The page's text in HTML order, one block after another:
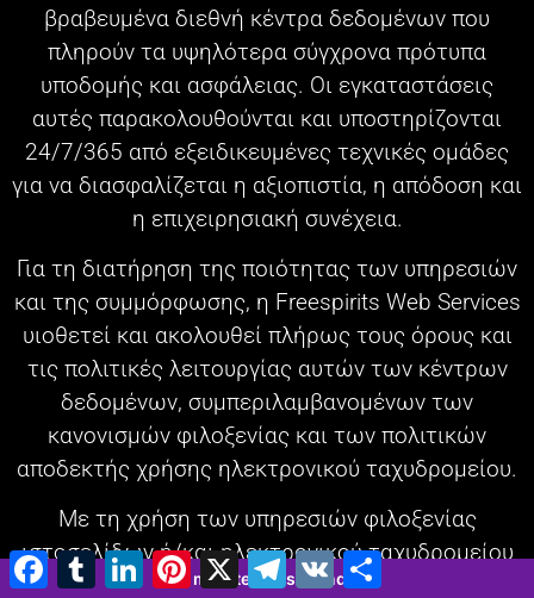
βραβευμένα διεθνή κέντρα δεδομένων που
πληρούν τα υψηλότερα σύγχρονα πρότυπα
υποδομής και ασφάλειας. Οι εγκαταστάσεις
αυτές παρακολουθούνται και υποστηρίζονται
24/7/365 από εξειδικευμένες τεχνικές ομάδες
για να διασφαλίζεται η αξιοπιστία, η απόδοση και
η επιχειρησιακή συνέχεια.
Για τη διατήρηση της ποιότητας των υπηρεσιών
και της συμμόρφωσης, η Freespirits Web Services
υιοθετεί και ακολουθεί πλήρως τους όρους και
τις πολιτικές λειτουργίας αυτών των κέντρων
δεδομένων, συμπεριλαμβανομένων των
κανονισμών φιλοξενίας και των πολιτικών
αποδεκτής χρήσης ηλεκτρονικού ταχυδρομείου.
Με τη χρήση των υπηρεσιών φιλοξενίας
ιστοσελίδων ή/και ηλεκτρονικού ταχυδρομείου
μας, αναγνωρίζετε και αποδέχεστε τους Όρους
Facebook
TumblrLinkedInPinterest
X Τηλεγράφημα
VK Μοιραστείτε
2 minutes 31 seconds